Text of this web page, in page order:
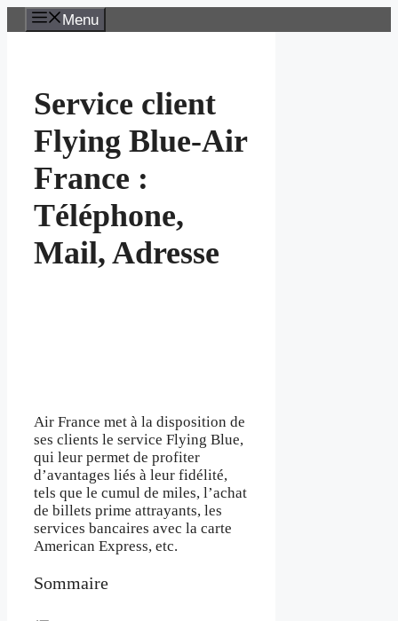
Aller
au
Menu
Service client
Flying Blue-Air
France :
Téléphone,
Mail, Adresse
Air France met à la disposition de
ses clients le service Flying Blue,
qui leur permet de profiter
d’avantages liés à leur fidélité,
tels que le cumul de miles, l’achat
de billets prime attrayants, les
services bancaires avec la carte
American Express, etc.
Sommaire